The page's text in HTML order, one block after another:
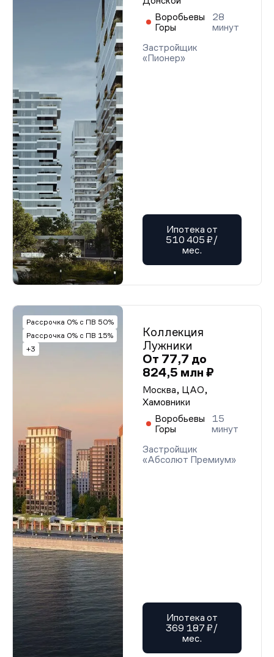
Воробьевы
Горы
28
минут
Застройщик
«Пионер»
Ипотека от
510 405 ₽/
мес.
Рассрочка 0% с ПВ 50%
Рассрочка 0% с ПВ 15%
+3
Коллекция
Лужники
От 77,7 до
824,5 млн ₽
Москва, ЦАО,
Хамовники
Воробьевы
Горы
15
минут
Застройщик
«Абсолют Премиум»
Ипотека от
369 187 ₽/
мес.